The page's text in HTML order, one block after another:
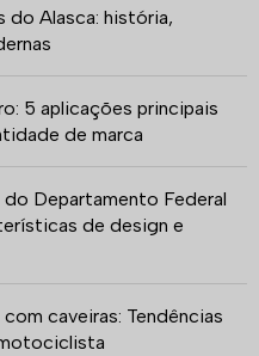
do Alasca: história,
5 aplicações principais
de marca
Departamento Federal
de design e
caveiras: Tendências